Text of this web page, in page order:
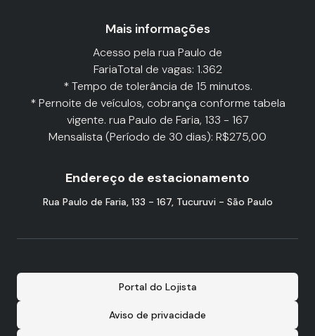
Mais informações
Acesso pela rua Paulo de
FariaTotal de vagas: 1.362
* Tempo de tolerância de 15 minutos.
* Pernoite de veículos, cobrança conforme tabela
vigente. rua Paulo de Faria, 133 - 167
Mensalista (Período de 30 dias): R$275,00
Endereço de estacionamento
Rua Paulo de Faria, 133 - 167, Tucuruvi - São Paulo
Portal do Lojista
Aviso de privacidade